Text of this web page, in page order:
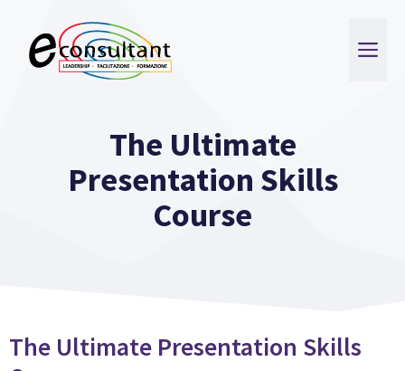
contenuto
The Ultimate
Presentation Skills
Course
The Ultimate Presentation Skills